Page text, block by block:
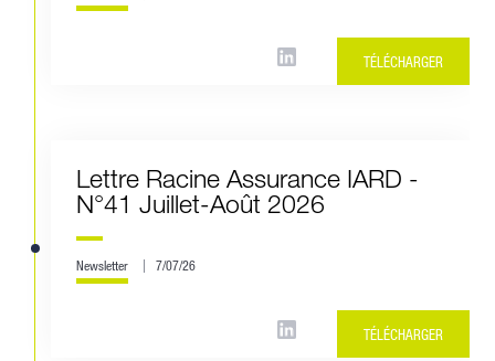
TÉLÉCHARGER
Lettre Racine Assurance IARD -
N°41 Juillet-Août 2026
Newsletter 7/07/26
TÉLÉCHARGER